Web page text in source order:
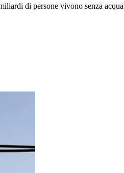
di persone vivono senza